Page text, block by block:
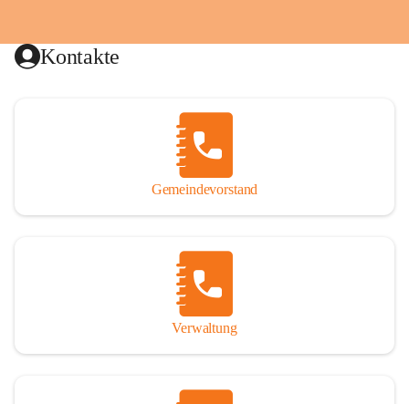
Kontakte
Gemeindevorstand
Verwaltung